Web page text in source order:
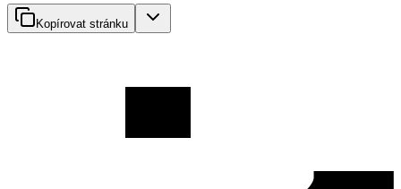
Kopírovat stránku